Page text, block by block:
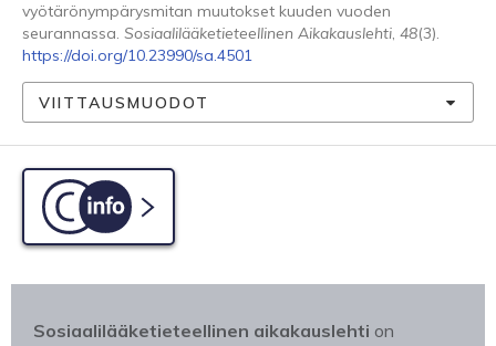
vyötärönympärysmitan muutokset kuuden vuoden
seurannassa. Sosiaalilääketieteellinen Aikakauslehti, 48(3).
https://doi.org/10.23990/sa.4501
VIITTAUSMUODOT
C-info
Sosiaalilääketieteellinen aikakauslehti on